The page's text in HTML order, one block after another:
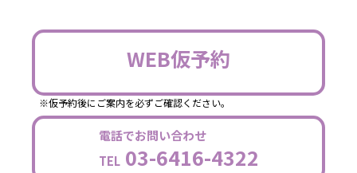
WEB仮予約
※仮予約後にご案内を必ずご確認ください。
電話でお問い合わせ
TEL03-6416-4322